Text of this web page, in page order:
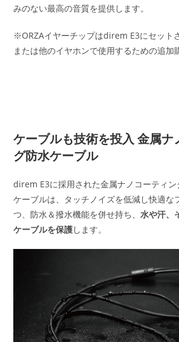
みのない最高の音質を提供します。
※ORZAイヤーチップはdirem E3にセット
または他のイヤホンで使用するための追加
ケーブルも技術を投入 金属ナ
グ防水ケーブル
direm E3に採用された金属ナノコーティン
ケーブルは、タッチノイズを低減し快適な
つ、防水＆撥水機能を併せ持ち、水や汗、
ケーブルを保護します。